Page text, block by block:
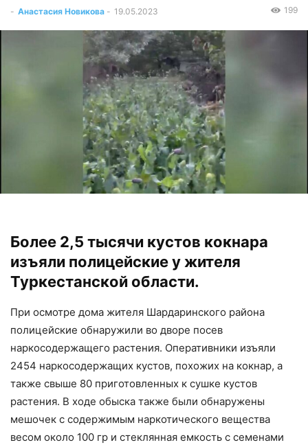
- Анастасия Новикова - 19.05.2023 199
Более 2,5 тысячи кустов кокнара
изъяли полицейские у жителя
Туркестанской области.
При осмотре дома жителя Шардаринского района
полицейские обнаружили во дворе посев
наркосодержащего растения. Оперативники изъяли
2454 наркосодержащих кустов, похожих на кокнар, а
также свыше 80 приготовленных к сушке кустов
растения. В ходе обыска также были обнаружены
мешочек с содержимым наркотического вещества
весом около 100 гр и стеклянная емкость с семенами